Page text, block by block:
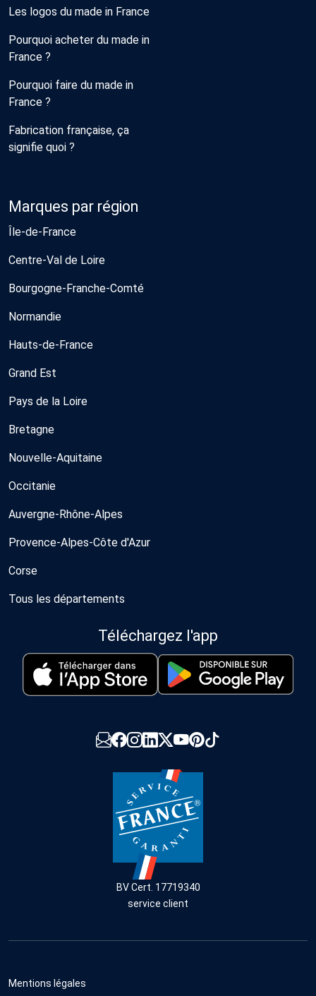
Les logos du made in France
Pourquoi acheter du made in
France ?
Pourquoi faire du made in
France ?
Fabrication française, ça
signifie quoi ?
Marques par région
Île-de-France
Centre-Val de Loire
Bourgogne-Franche-Comté
Normandie
Hauts-de-France
Grand Est
Pays de la Loire
Bretagne
Nouvelle-Aquitaine
Occitanie
Auvergne-Rhône-Alpes
Provence-Alpes-Côte d'Azur
Corse
Tous les départements
Téléchargez l'app
BV Cert. 17719340
service client
Mentions légales